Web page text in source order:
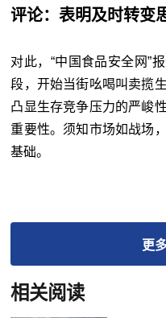
评论：表明及时转变
对此，“中国食品安全网”
段，开始当街吆喝叫卖揽
凸显生存竞争压力的严峻
重要性。须知市场如战场
基础。
更
相关阅读